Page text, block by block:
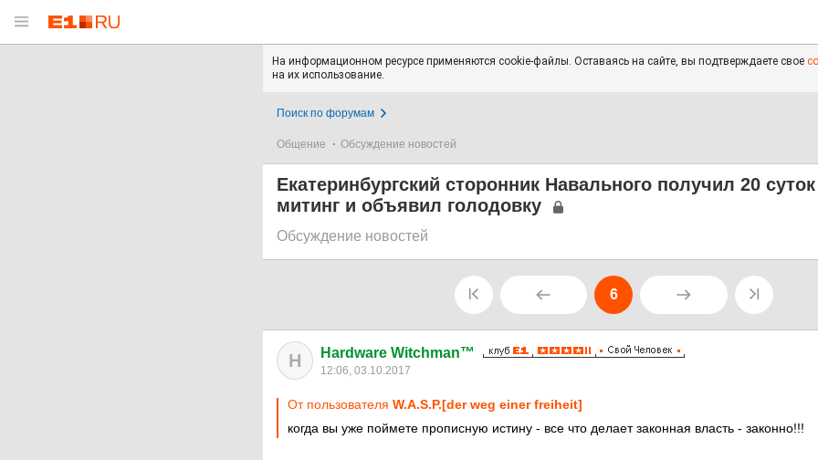
На информационном ресурсе применяются cookie-файлы. Оставаясь на сайте, вы подтверждаете свое
на их использование.
Поиск по форумам
Общение Обсуждение новостей
Екатеринбургский сторонник Навального получил 20 суток
митинг и объявил голодовку
Обсуждение новостей
6
H Hardware Witchman™
12:06, 03.10.2017
От пользователя W.A.S.P.[der weg einer freiheit]
когда вы уже поймете прописную истину - все что делает законная власть - законно!!!